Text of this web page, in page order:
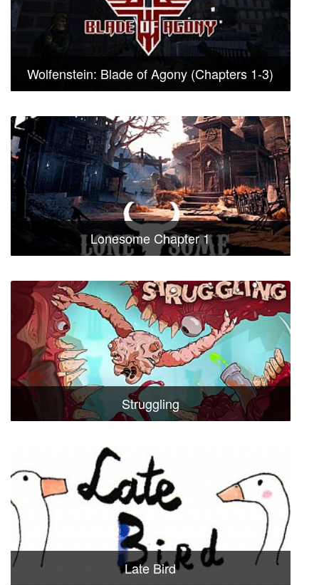
Wolfenstein: Blade of Agony (Chapters 1-3)
Lonesome Chapter 1
Struggling
Late Bird